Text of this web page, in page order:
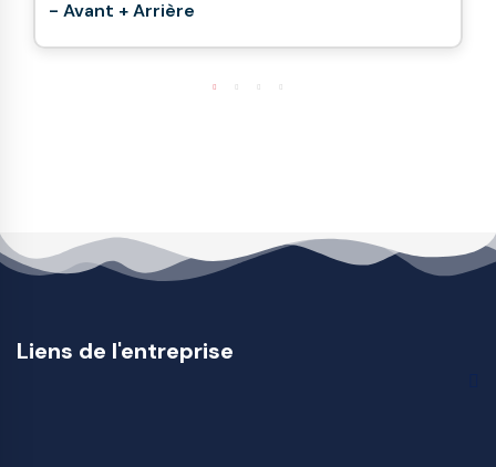
- Avant + Arrière
Liens de l'entreprise